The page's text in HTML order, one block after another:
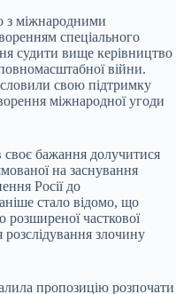
з міжнародними
спеціального
судити вище керівництво
війни.
свою підтримку
міжнародної угоди
бажання долучитися
на заснування
Росії до
стало відомо, що
розширеної часткової
злочину
пропозицію розпочати